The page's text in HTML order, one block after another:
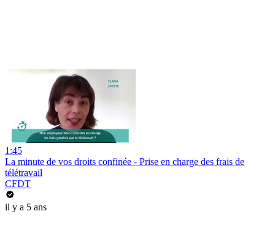
1:45
La minute de vos droits confinée - Prise en charge des frais de
télétravail
CFDT
il y a 5 ans